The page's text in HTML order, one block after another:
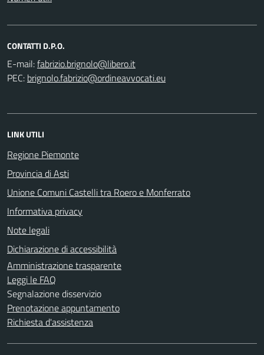
CONTATTI D.P.O.
E-mail:
PEC:
LINK UTILI
Regione Piemonte
Provincia di Asti
Unione Comuni Castelli tra Roero e Monferrato
Informativa privacy
Note legali
Dichiarazione di accessibilità
Amministrazione trasparente
Leggi le FAQ
Segnalazione disservizio
Prenotazione appuntamento
Richiesta d'assistenza